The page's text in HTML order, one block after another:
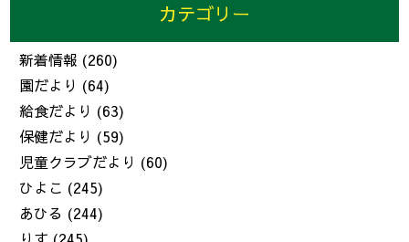
カテゴリー
新着情報 (260)
園だより (64)
給食だより (63)
保健だより (59)
児童クラブだより (60)
ひよこ (245)
あひる (244)